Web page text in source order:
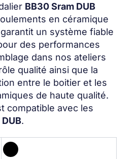
BB30 Sram DUB
en céramique
un système fiable
des performances
dans nos ateliers
qualité ainsi que la
entre le boitier et les
de haute qualité.
compatible avec les
.